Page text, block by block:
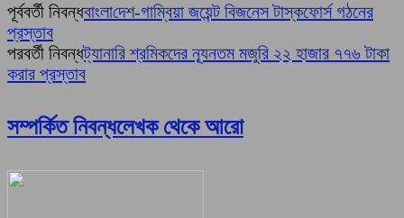
পূর্ববর্তী নিবন্ধবাংলা‌দেশ-গা‌ম্বিয়া জয়েন্ট বিজনেস টাস্কফোর্স গঠনের
প্রস্তাব
পরবর্তী নিবন্ধট্যানারি শ্রমিকদের ন্যূনতম মজুরি ২২ হাজার ৭৭৬ টাকা
করার প্রস্তাব
সম্পর্কিত নিবন্ধলেখক থেকে আরো